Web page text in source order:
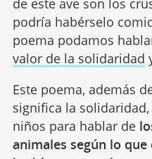
de este ave son los
podría habérselo
poema podamos
valor de la solidaridad
Este poema, además
significa la
niños para hablar de
animales según lo que